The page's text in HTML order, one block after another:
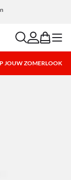
toe
searchaccount
bag menu
JOUW ZOMERLOOK